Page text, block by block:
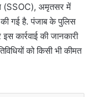
(SSOC), अमृतसर में
गई है. पंजाब के पुलिस
कार्रवाई की जानकारी
को किसी भी कीमत